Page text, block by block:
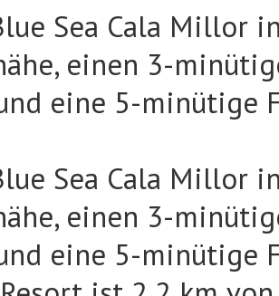
Sea Cala Millor
einen 3-
eine 5-minütige
Sea Cala Millor
einen 3-
eine 5-minütige